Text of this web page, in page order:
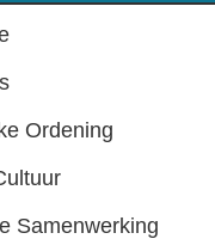
Ordening
Samenwerking